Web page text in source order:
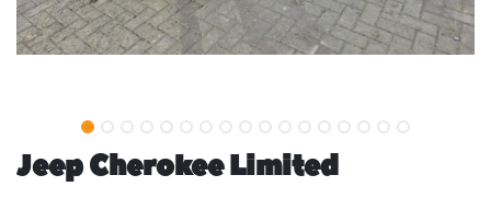
Jeep Cherokee Limited